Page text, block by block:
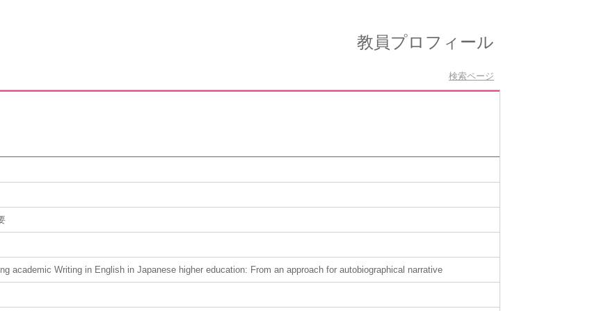
教員プロフィール
検索ページ
academic Writing in English in Japanese higher education: From an approach for autobiographical narrative